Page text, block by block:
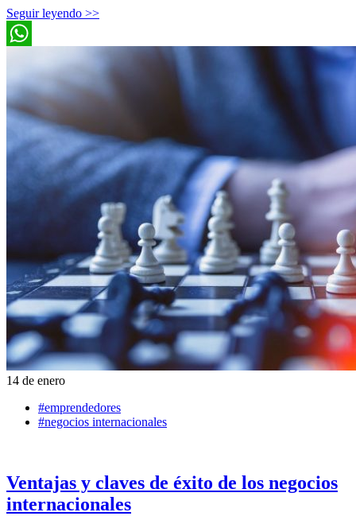
Seguir leyendo >>
14 de enero
#emprendedores
#negocios internacionales
Ventajas y claves de éxito de los negocios
internacionales